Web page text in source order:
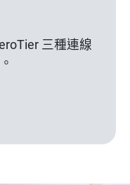
三種連線